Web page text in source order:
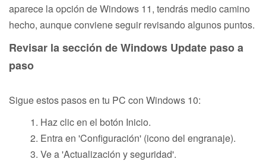
aparece la opción de Windows 11, tendrás medio camino
hecho, aunque conviene seguir revisando algunos puntos.
Revisar la sección de Windows Update paso a
paso
Sigue estos pasos en tu PC con Windows 10:
Haz clic en el botón Inicio.
Entra en 'Configuración' (icono del engranaje).
Ve a 'Actualización y seguridad'.